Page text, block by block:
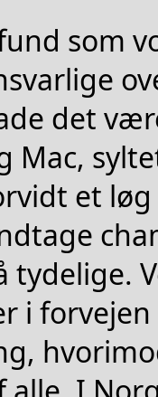
som
det
Mac,
et
tydelige.
i